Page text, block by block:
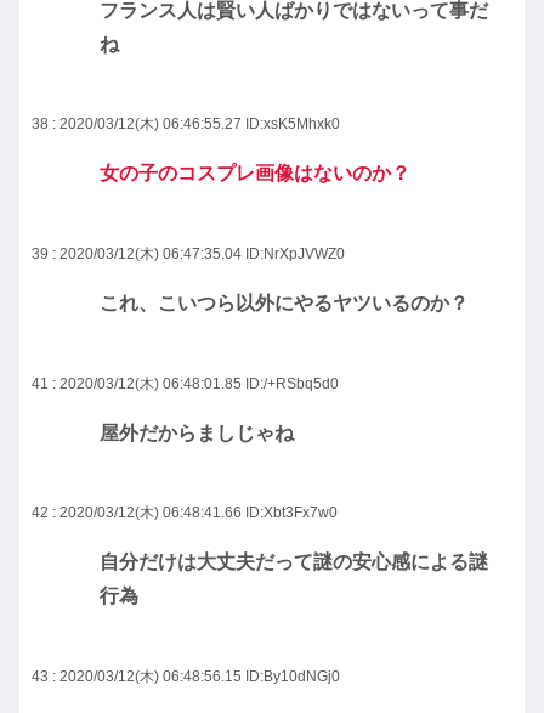
フランス人は賢い人ばかりではないって事だ
ね
38 : 2020/03/12(木) 06:46:55.27 ID:xsK5Mhxk0
女の子のコスプレ画像はないのか？
39 : 2020/03/12(木) 06:47:35.04 ID:NrXpJVWZ0
これ、こいつら以外にやるヤツいるのか？
41 : 2020/03/12(木) 06:48:01.85 ID:/+RSbq5d0
屋外だからましじゃね
42 : 2020/03/12(木) 06:48:41.66 ID:Xbt3Fx7w0
自分だけは大丈夫だって謎の安心感による謎
行為
43 : 2020/03/12(木) 06:48:56.15 ID:By10dNGj0